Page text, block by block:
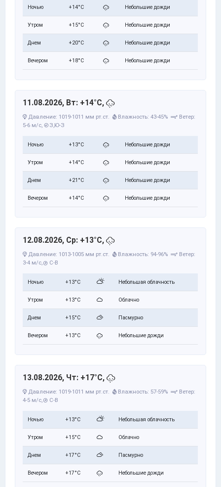
Ночью +14°C Небольшие дожди
Утром +15°C Небольшие дожди
Днем +20°C Небольшие дожди
Вечером +18°C Небольшие дожди
11.08.2026, Вт: +14°C,
Давление: 1019-1011 мм рт.ст. Влажность: 43-45%
Ветер:
5-6 м/с, З,Ю-З
Ночью +13°C Небольшие дожди
Утром +14°C Небольшие дожди
Днем +21°C Небольшие дожди
Вечером +14°C Небольшие дожди
12.08.2026, Ср: +13°C,
Давление: 1013-1005 мм рт.ст. Влажность: 94-96%
Ветер:
3-4 м/с,
С-В
Ночью +13°C Небольшая облачность
Утром +13°C Облачно
Днем +15°C Пасмурно
Вечером +13°C Небольшие дожди
13.08.2026, Чт: +17°C,
Давление: 1019-1011 мм рт.ст. Влажность: 57-59%
Ветер:
4-5 м/с,
С-В
Ночью +13°C Небольшая облачность
Утром +15°C Облачно
Днем +17°C Пасмурно
Вечером +17°C Небольшие дожди